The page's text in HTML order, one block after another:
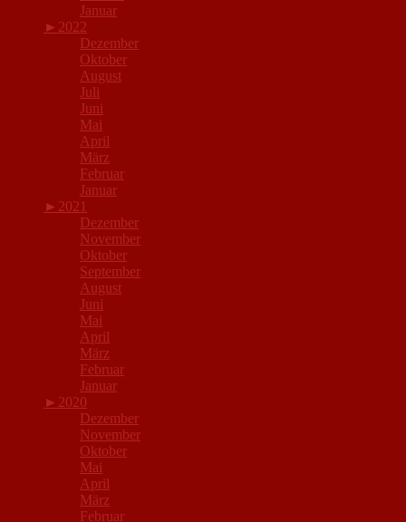
Januar
► 2022
Dezember
Oktober
August
Juli
Juni
Mai
April
März
Februar
Januar
► 2021
Dezember
November
Oktober
September
August
Juni
Mai
April
März
Februar
Januar
► 2020
Dezember
November
Oktober
Mai
April
März
Februar